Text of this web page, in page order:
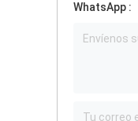
WhatsApp :